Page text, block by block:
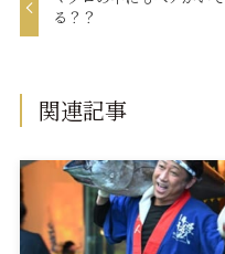
る？？
関連記事